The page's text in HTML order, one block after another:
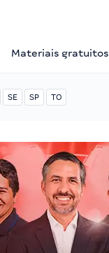
Materiais gratuitos
SE SP TO